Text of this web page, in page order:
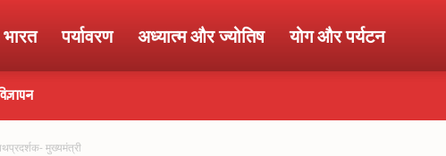
भारत पर्यावरण अध्यात्म और ज्योतिष योग और पर्यटन
मुख्यमंत्री